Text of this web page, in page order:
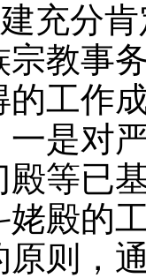
分肯
宗教事
的工作
一是对
殿等已
姥殿的
原则，